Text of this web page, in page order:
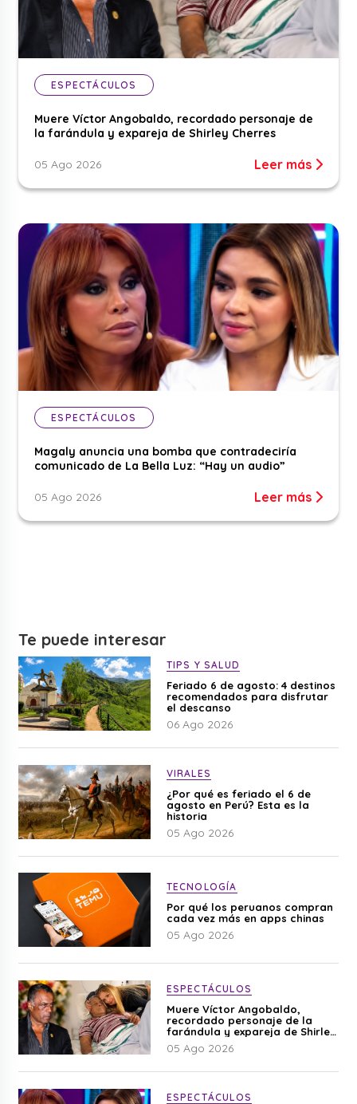
ESPECTÁCULOS
Muere Víctor Angobaldo, recordado personaje de
la farándula y expareja de Shirley Cherres
05 Ago 2026 Leer más
ESPECTÁCULOS
Magaly anuncia una bomba que contradeciría
comunicado de La Bella Luz: “Hay un audio”
05 Ago 2026 Leer más
Te puede interesar
TIPS Y SALUD
Feriado 6 de agosto: 4 destinos
recomendados para disfrutar
el descanso
06 Ago 2026
VIRALES
¿Por qué es feriado el 6 de
agosto en Perú? Esta es la
historia
05 Ago 2026
TECNOLOGÍA
Por qué los peruanos compran
cada vez más en apps chinas
05 Ago 2026
ESPECTÁCULOS
Muere Víctor Angobaldo,
recordado personaje de la
farándula y expareja de Shirley
Cherres
05 Ago 2026
ESPECTÁCULOS